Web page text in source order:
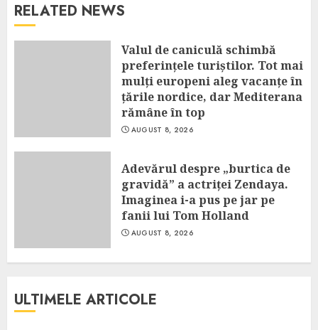
RELATED NEWS
Valul de caniculă schimbă
preferințele turiștilor. Tot mai
mulți europeni aleg vacanțe în
țările nordice, dar Mediterana
rămâne în top
AUGUST 8, 2026
Adevărul despre „burtica de
gravidă” a actriței Zendaya.
Imaginea i-a pus pe jar pe
fanii lui Tom Holland
AUGUST 8, 2026
ULTIMELE ARTICOLE